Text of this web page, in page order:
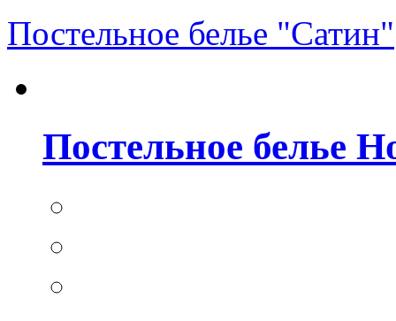
Постельное белье "Сатин"
Постельное белье